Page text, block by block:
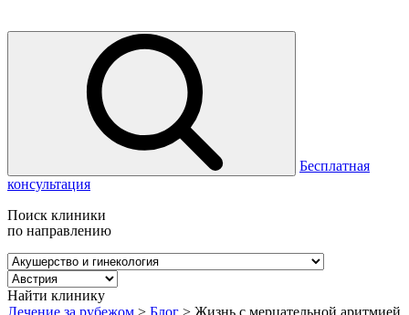
Бесплатная
консультация
Поиск клиники
по направлению
Найти клинику
Лечение за рубежом > Блог > Жизнь с мерцательной аритмией